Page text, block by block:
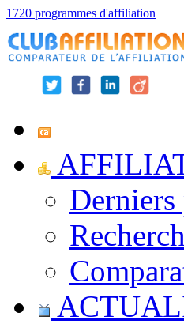
1720 programmes d'affiliation
Derniers